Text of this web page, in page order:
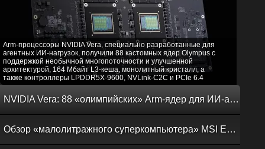
Arm-процессоры NVIDIA Vera, специально разработанные для
агентных ИИ-нагрузок, получили 88 кастомных ядер Olympus с
поддержкой необычной многопоточности и улучшенной
архитектурой, 164 Мбайт L3-кеша, монолитный кристалл, а
также контроллеры LPDDR5X-9600, NVLink-C2C и PCIe 6.4
NVIDIA Vera: 88 «олимпийских» Arm-ядер для ИИ-агентов
Обзор «малолитражного суперкомпьютера» MSI EdgeXpert MS-C931